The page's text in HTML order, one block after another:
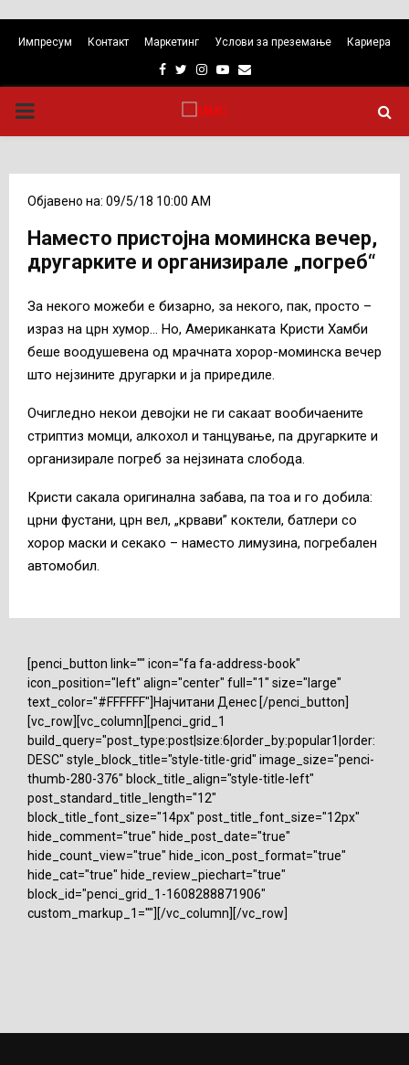
Импресум Контакт Маркетинг Услови за преземање Кариера
Facebook
TwitterInstagram
Youtube
Email
PRIMARY
Објавено на: 09/5/18 10:00 AM
Наместо пристојна моминска вечер,
другарките и организирале „погреб“
За некого можеби е бизарно, за некого, пак, просто –
израз на црн хумор… Но, Американката Кристи Хамби
беше воодушевена од мрачната хорор-моминска вечер
што нејзините другарки и ја приредиле.
Очигледно некои девојки не ги сакаат вообичаените
стриптиз момци, алкохол и танцување, па другарките и
организирале погреб за нејзината слобода.
Кристи сакала оригинална забава, па тоа и го добила:
црни фустани, црн вел, „крвави” коктели, батлери со
хорор маски и секако – наместо лимузина, погребален
автомобил.
[penci_button link="" icon="fa fa-address-book"
icon_position="left" align="center" full="1" size="large"
text_color="#FFFFFF"]Најчитани Денес [/penci_button]
[vc_row][vc_column][penci_grid_1
build_query="post_type:post|size:6|order_by:popular1|order:
DESC" style_block_title="style-title-grid" image_size="penci-
thumb-280-376" block_title_align="style-title-left"
post_standard_title_length="12"
block_title_font_size="14px" post_title_font_size="12px"
hide_comment="true" hide_post_date="true"
hide_count_view="true" hide_icon_post_format="true"
hide_cat="true" hide_review_piechart="true"
block_id="penci_grid_1-1608288871906"
custom_markup_1=""][/vc_column][/vc_row]